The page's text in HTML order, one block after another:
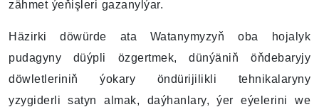
zähmet ýeňişleri gazanylýar.
Häzirki döwürde ata Watanymyzyň oba hojalyk
pudagyny düýpli özgertmek, dünýäniň öňdebaryjy
döwletleriniň ýokary öndürijilikli tehnikalaryny
yzygiderli satyn almak, daýhanlary, ýer eýelerini we